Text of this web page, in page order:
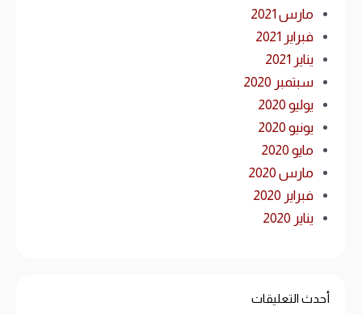
مارس 2021
فبراير 2021
يناير 2021
سبتمبر 2020
يوليو 2020
يونيو 2020
مايو 2020
مارس 2020
فبراير 2020
يناير 2020
أحدث التعليقات